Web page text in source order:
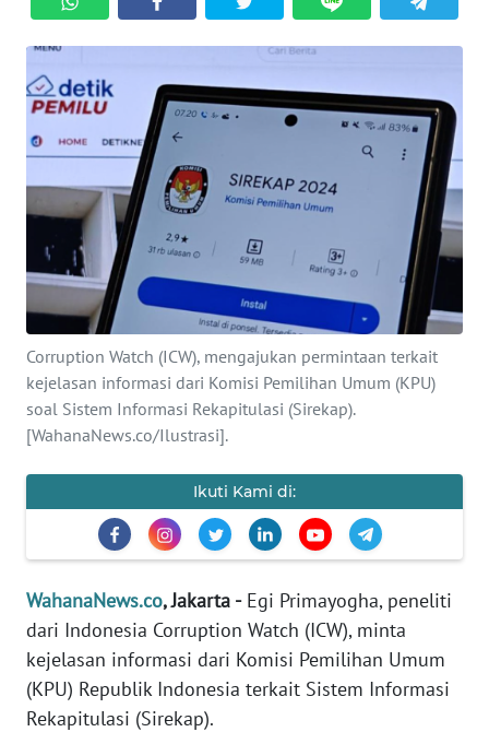
Corruption Watch (ICW), mengajukan permintaan terkait
kejelasan informasi dari Komisi Pemilihan Umum (KPU)
soal Sistem Informasi Rekapitulasi (Sirekap).
[WahanaNews.co/Ilustrasi].
Ikuti Kami di:
WahanaNews.co, Jakarta -Egi Primayogha, peneliti
dari Indonesia Corruption Watch (ICW), minta
kejelasan informasi dari Komisi Pemilihan Umum
(KPU) Republik Indonesia terkait Sistem Informasi
Rekapitulasi (Sirekap).
KRIMINAL
EKUIN
SAINS-TEKNO
KESEHATAN
INTERNASIONAL
SERBA-SERBI
PENDIDIKAN
OLAHRAGA
OPINI
Informasi
INDEKS
BERITA